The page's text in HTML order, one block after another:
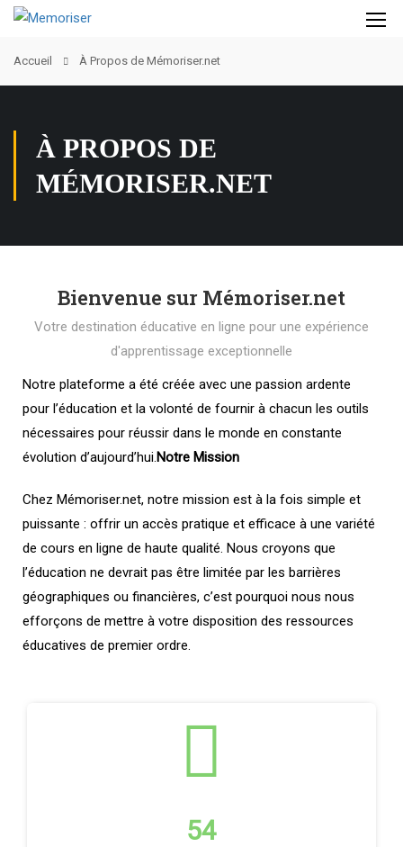
Accueil À Propos de Mémoriser.net
À PROPOS DE
MÉMORISER.NET
Bienvenue sur Mémoriser.net
Votre destination éducative en ligne pour une expérience
d'apprentissage exceptionnelle
Notre plateforme a été créée avec une passion ardente
pour l’éducation et la volonté de fournir à chacun les outils
nécessaires pour réussir dans le monde en constante
évolution d’aujourd’hui.Notre Mission
Chez Mémoriser.net, notre mission est à la fois simple et
puissante : offrir un accès pratique et efficace à une variété
de cours en ligne de haute qualité. Nous croyons que
l’éducation ne devrait pas être limitée par les barrières
géographiques ou financières, c’est pourquoi nous nous
efforçons de mettre à votre disposition des ressources
éducatives de premier ordre.
54